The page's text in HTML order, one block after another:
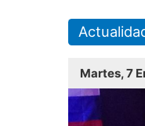
Martes, 7